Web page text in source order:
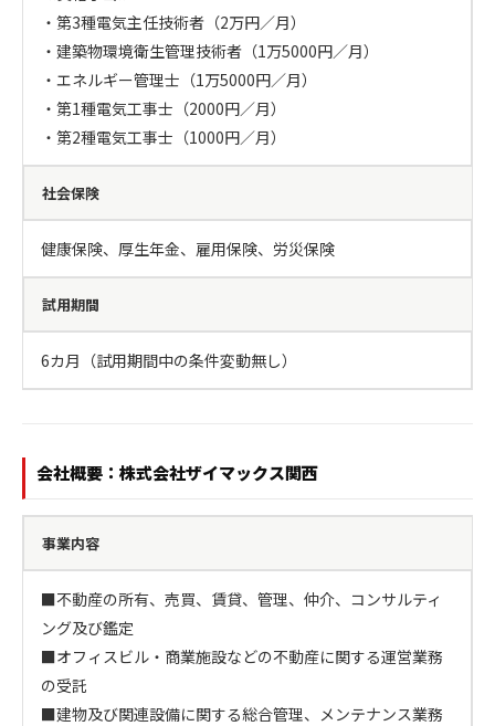
・第3種電気主任技術者（2万円／月）
・建築物環境衛生管理技術者（1万5000円／月）
・エネルギー管理士（1万5000円／月）
・第1種電気工事士（2000円／月）
・第2種電気工事士（1000円／月）
社会保険
健康保険、厚生年金、雇用保険、労災保険
試用期間
6カ月（試用期間中の条件変動無し）
会社概要：株式会社ザイマックス関西
事業内容
■不動産の所有、売買、賃貸、管理、仲介、コンサルティ
ング及び鑑定
■オフィスビル・商業施設などの不動産に関する運営業務
の受託
■建物及び関連設備に関する総合管理、メンテナンス業務